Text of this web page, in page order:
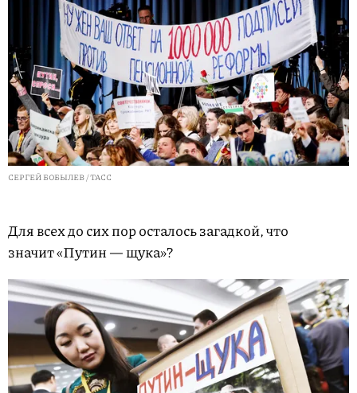
СЕРГЕЙ БОБЫЛЕВ / ТАСС
Для всех до сих пор осталось загадкой, что
значит «Путин — щука»?